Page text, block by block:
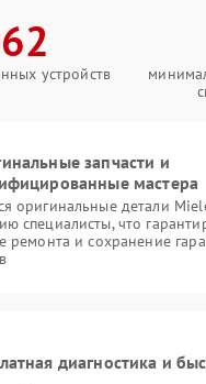
устройств
запчасти и
мастера
оригинальные детали
специалисты, что
ремонта и сохранение
диагностика и